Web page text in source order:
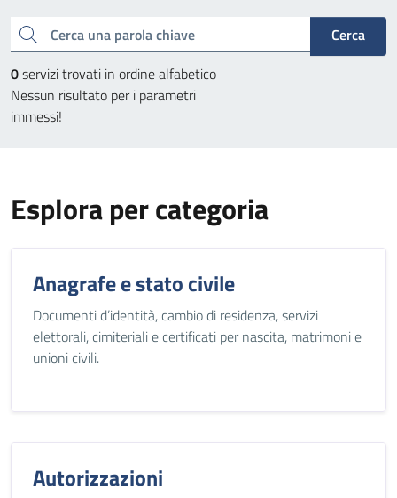
Cerca una parola chiave
Cerca
0servizi trovati in ordine alfabetico
Nessun risultato per i parametri
immessi!
Esplora per categoria
Anagrafe e stato civile
Documenti d’identità, cambio di residenza, servizi
elettorali, cimiteriali e certificati per nascita, matrimoni e
unioni civili.
Autorizzazioni